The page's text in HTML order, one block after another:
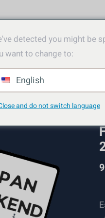
detected you might be
want to change to:
English
and do not switch language